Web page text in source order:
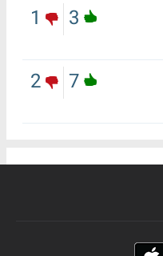
3
1
7
2